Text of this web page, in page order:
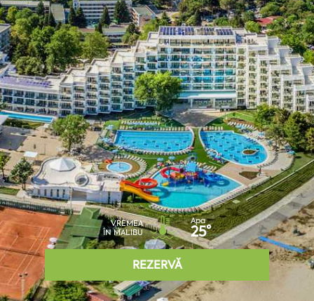
VREMEA
ÎN MALIBU
Apa
25°
REZERVĂ